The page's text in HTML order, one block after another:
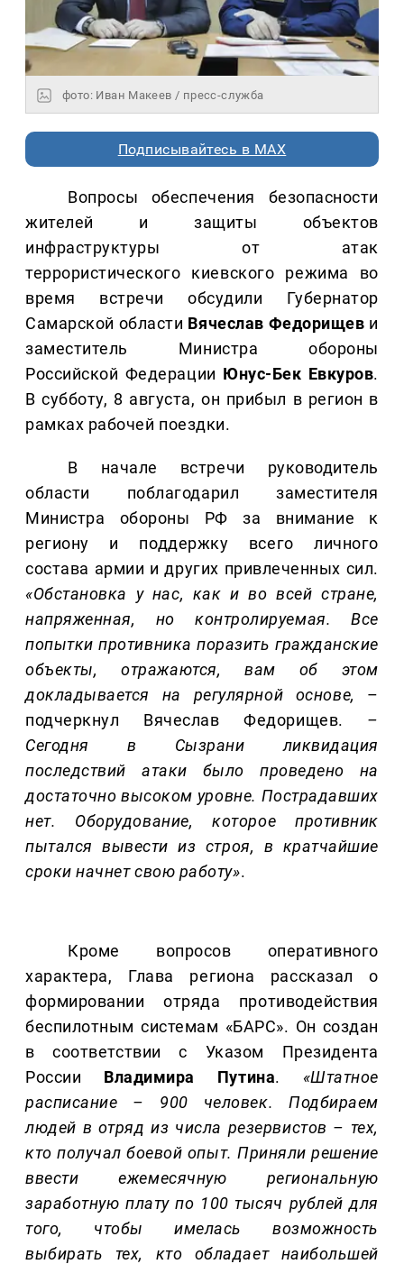
фото: Иван Макеев / пресс-служба
Подписывайтесь в MAX
Вопросы обеспечения безопасности
жителей и защиты объектов
инфраструктуры от атак
террористического киевского режима во
время встречи обсудили Губернатор
Самарской области Вячеслав Федорищев и
заместитель Министра обороны
Российской Федерации Юнус-Бек Евкуров.
В субботу, 8 августа, он прибыл в регион в
рамках рабочей поездки.
В начале встречи руководитель
области поблагодарил заместителя
Министра обороны РФ за внимание к
региону и поддержку всего личного
состава армии и других привлеченных сил.
«Обстановка у нас, как и во всей стране,
напряженная, но контролируемая. Все
попытки противника поразить гражданские
объекты, отражаются, вам об этом
докладывается на регулярной основе,
–
подчеркнул Вячеслав Федорищев. –
Сегодня в Сызрани ликвидация
последствий атаки было проведено на
достаточно высоком уровне. Пострадавших
нет. Оборудование, которое противник
пытался вывести из строя, в кратчайшие
сроки начнет свою работу».
Кроме вопросов оперативного
характера, Глава региона рассказал о
формировании отряда противодействия
беспилотным системам «БАРС». Он создан
в соответствии с Указом Президента
России Владимира Путина. «Штатное
расписание – 900 человек. Подбираем
людей в отряд из числа резервистов – тех,
кто получал боевой опыт. Приняли решение
ввести ежемесячную региональную
заработную плату по 100 тысяч рублей для
того, чтобы имелась возможность
выбирать тех, кто обладает наибольшей